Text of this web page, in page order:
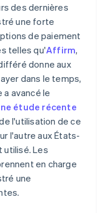
des dernières
une forte
de paiement
telles qu'Affirm,
donne aux
dans le temps,
avancé le
étude récente
l'utilisation de ce
l'autre aux États-
utilisé. Les
en charge
une